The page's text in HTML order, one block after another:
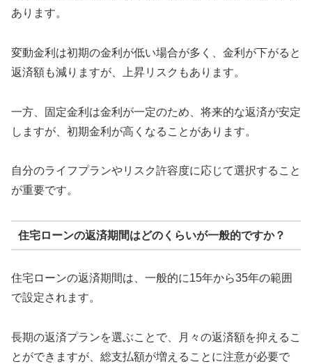
あります。
変動金利は初期の金利が低い場合が多く、金利が下がると
返済額も減りますが、上昇リスクもあります。
一方、固定金利は金利が一定のため、将来的な返済が安定
しますが、初期金利が高くなることがあります。
自分のライフプランやリスク許容度に応じて選択すること
が重要です。
住宅ローンの返済期間はどのくらいが一般的ですか？
住宅ローンの返済期間は、一般的に15年から35年の範囲
で設定されます。
長期の返済プランを選ぶことで、月々の返済額を抑えるこ
とができますが、総支払額が増えることに注意が必要で